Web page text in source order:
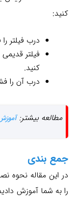
کنید:
درب فیلتر
فیلتر
کنید.
درب آن را
مطالعه بیشتر:
جمع بندی
در این مقاله نحوه
را به شما آموزش